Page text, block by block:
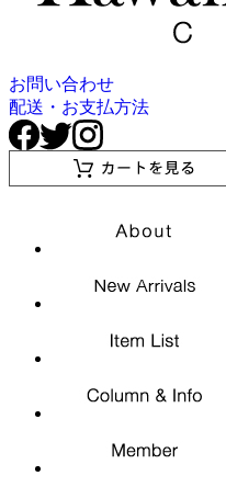
お問い合わせ
配送・お支払方法